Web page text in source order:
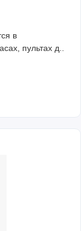
в
пультах д..